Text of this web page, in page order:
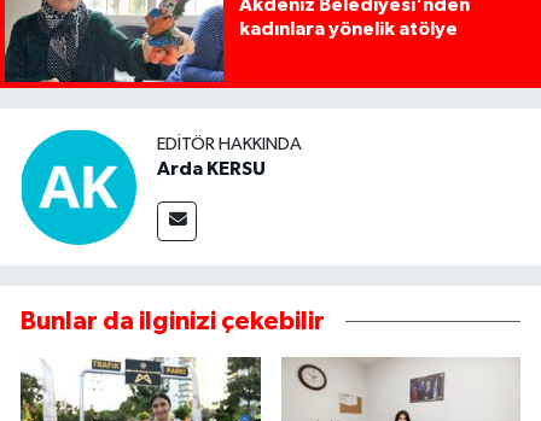
Akdeniz Belediyesi'nden
kadınlara yönelik atölye
EDITÖR HAKKINDA
Arda KERSU
Bunlar da ilginizi çekebilir